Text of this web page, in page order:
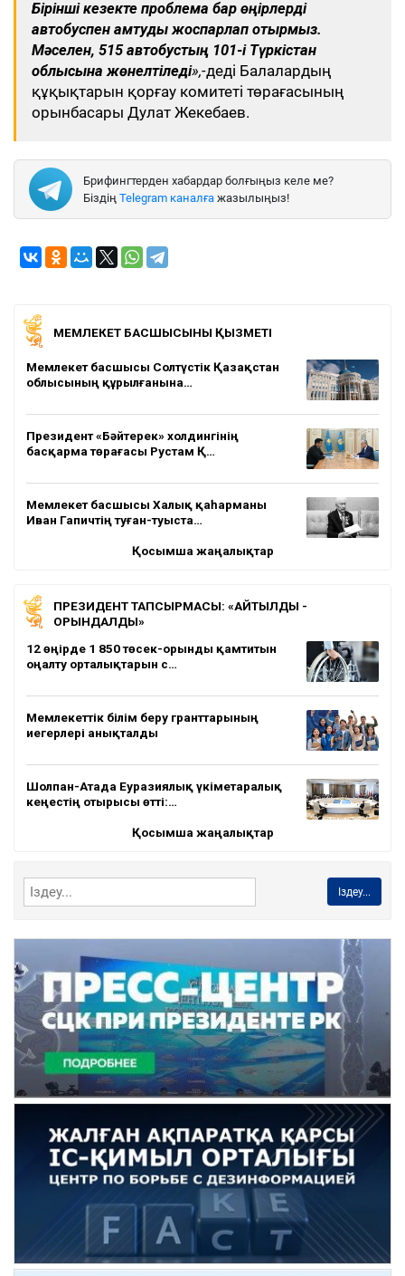
Бірінші кезекте проблема бар өңірлерді
автобуспен қамтуды жоспарлап отырмыз.
Мәселен, 515 автобустың 101-і Түркістан
облысына жөнелтіледі»,-деді Балалардың
құқықтарын қорғау комитеті төрағасының
орынбасары Дулат Жекебаев.
Брифингтерден хабардар болғыңыз келе ме?
Біздің Telegram каналға жазылыңыз!
МЕМЛЕКЕТ БАСШЫСЫНЫҢ ҚЫЗМЕТІ
Мемлекет басшысы Солтүстік Қазақстан
облысының құрылғанына…
Президент «Бәйтерек» холдингінің
басқарма төрағасы Рустам Қ…
Мемлекет басшысы Халық қаһарманы
Иван Гапичтің туған-туыста…
Қосымша жаңалықтар
ПРЕЗИДЕНТ ТАПСЫРМАСЫ: «АЙТЫЛДЫ -
ОРЫНДАЛДЫ»
12 өңірде 1 850 төсек-орынды қамтитын
оңалту орталықтарын с…
Мемлекеттік білім беру гранттарының
иегерлері анықталды
Шолпан-Атада Еуразиялық үкіметаралық
кеңестің отырысы өтті:…
Қосымша жаңалықтар
Іздеу...